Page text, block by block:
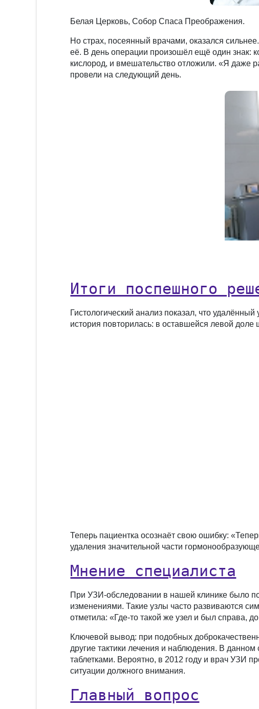
Белая Церковь, Собор Спаса Преображения.
Но страх, посеянный врачами, оказался
её. В день операции произошёл ещё один знак:
кислород, и вмешательство отложили. «Я даже
провели на следующий день.
Итоги поспешного
Гистологический анализ показал, что
история повторилась: в оставшейся левой
Теперь пациентка осознаёт свою ошибку:
удаления значительной части
Мнение специалиста
При УЗИ-обследовании в нашей клинике было
изменениями. Такие узлы часто развиваются
отметила: «Где-то такой же узел и был справа,
Ключевой вывод: при подобных
другие тактики лечения и наблюдения. В
таблетками. Вероятно, в 2012 году и врач УЗИ
ситуации должного внимания.
Главный вопрос